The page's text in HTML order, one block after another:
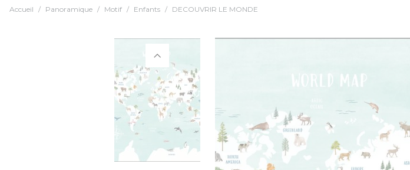
Accueil / Panoramique / Motif / Enfants / DECOUVRIR LE MONDE